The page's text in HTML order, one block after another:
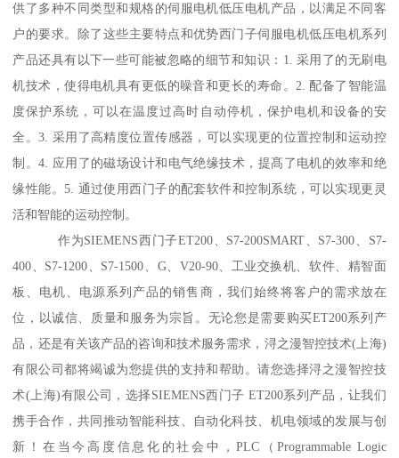
供了多种不同类型和规格的伺服电机低压电机产品，以满足不同客
户的要求。除了这些主要特点和优势西门子伺服电机低压电机系列
产品还具有以下一些可能被忽略的细节和知识：1. 采用了的无刷电
机技术，使得电机具有更低的噪音和更长的寿命。2. 配备了智能温
度保护系统，可以在温度过高时自动停机，保护电机和设备的安
全。3. 采用了高精度位置传感器，可以实现更的位置控制和运动控
制。4. 应用了的磁场设计和电气绝缘技术，提髙了电机的效率和绝
缘性能。5. 通过使用西门子的配套软件和控制系统，可以实现更灵
活和智能的运动控制。
作为SIEMENS西门子ET200、S7-200SMART、S7-300、S7-
400、S7-1200、S7-1500、G、V20-90、工业交换机、软件、精智面
板、电机、电源系列产品的销售商，我们始终将客户的需求放在
位，以诚信、质量和服务为宗旨。无论您是需要购买ET200系列产
品，还是有关该产品的咨询和技术服务需求，浔之漫智控技术(上海)
有限公司都将竭诚为您提供的支持和帮助。请您选择浔之漫智控技
术(上海)有限公司，选择SIEMENS西门子 ET200系列产品，让我们
携手合作，共同推动智能科技、自动化科技、机电领域的发展与创
新！在当今高度信息化的社会中，PLC（Programmable Logic